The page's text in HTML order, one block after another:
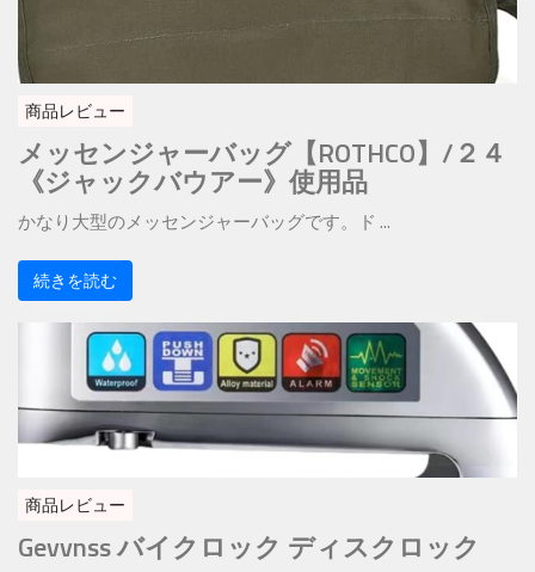
商品レビュー
メッセンジャーバッグ【ROTHCO】/２４
《ジャックバウアー》使用品
かなり大型のメッセンジャーバッグです。ド ...
続きを読む
商品レビュー
Gevvnss バイクロック ディスクロック